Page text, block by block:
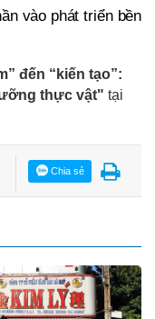
vào phát triển bền
đến “kiến tạo”:
thực vật" tại
Chia sẻ